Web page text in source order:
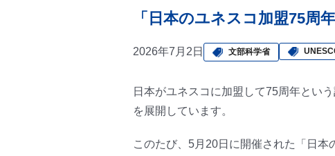
「日本のユネスコ加盟75周
2026年7月2日 文部科学省
日本がユネスコに加盟して75周年とい
を展開しています。
このたび、5月20日に開催された「日